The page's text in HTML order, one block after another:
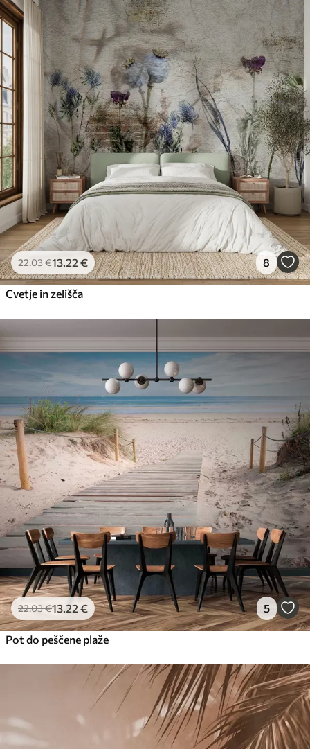
22.03€13 .22 € 8
Cvetje in zelišča
22.03€13 .22 € 5
Pot do peščene plaže